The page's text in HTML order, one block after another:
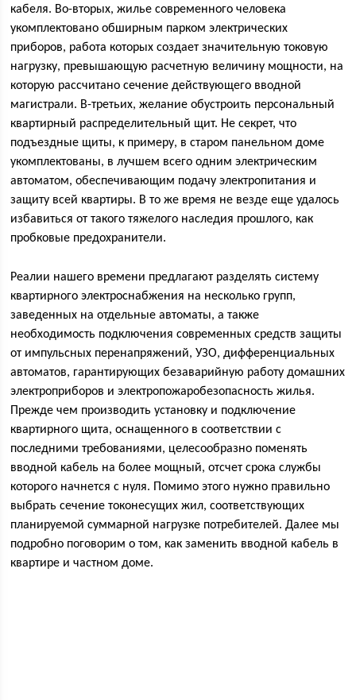
кабеля. Во-вторых, жилье современного человека
укомплектовано обширным парком электрических
приборов, работа которых создает значительную токовую
нагрузку, превышающую расчетную величину мощности, на
которую рассчитано сечение действующего вводной
магистрали. В-третьих, желание обустроить персональный
квартирный распределительный щит. Не секрет, что
подъездные щиты, к примеру, в старом панельном доме
укомплектованы, в лучшем всего одним электрическим
автоматом, обеспечивающим подачу электропитания и
защиту всей квартиры. В то же время не везде еще удалось
избавиться от такого тяжелого наследия прошлого, как
пробковые предохранители.
Реалии нашего времени предлагают разделять систему
квартирного электроснабжения на несколько групп,
заведенных на отдельные автоматы, а также
необходимость подключения современных средств защиты
от импульсных перенапряжений, УЗО, дифференциальных
автоматов, гарантирующих безаварийную работу домашних
электроприборов и электропожаробезопасность жилья.
Прежде чем производить установку и подключение
квартирного щита, оснащенного в соответствии с
последними требованиями, целесообразно поменять
вводной кабель на более мощный, отсчет срока службы
которого начнется с нуля. Помимо этого нужно правильно
выбрать сечение токонесущих жил, соответствующих
планируемой суммарной нагрузке потребителей. Далее мы
подробно поговорим о том, как заменить вводной кабель в
квартире и частном доме.